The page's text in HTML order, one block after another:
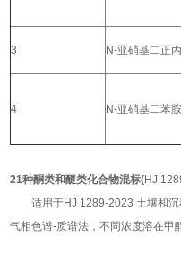
3 N-亚硝基二正
4 N-亚硝基二苯胺
21种酮类和醚类化合物混标(HJ
适用于HJ 1289-2023 土壤和沉
气相色谱-质谱法，不同浓度溶在甲